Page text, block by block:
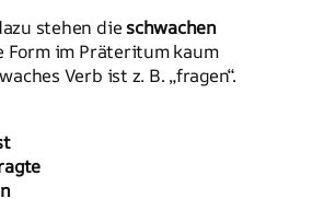
stehen die schwachen
Form im Präteritum kaum
Verb ist z. B. „fragen“.